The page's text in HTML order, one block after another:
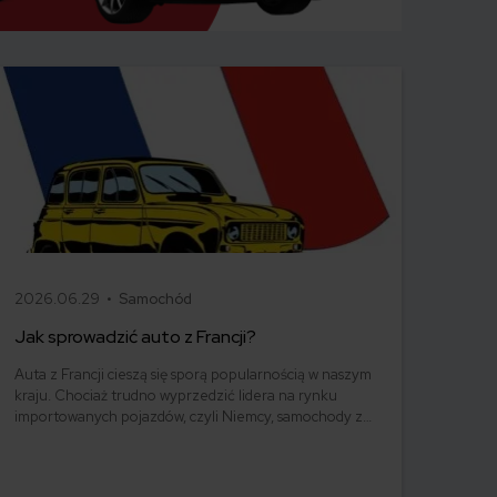
2026.06.29 • Samochód
Jak sprowadzić auto z Francji?
Auta z Francji cieszą się sporą popularnością w naszym
kraju. Chociaż trudno wyprzedzić lidera na rynku
importowanych pojazdów, czyli Niemcy, samochody z